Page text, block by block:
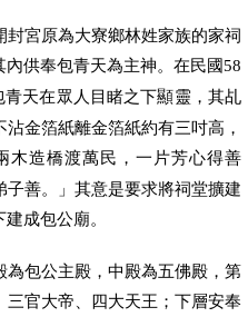
宮原為大寮鄉林姓家族的家祠
內供奉包青天為主神。在民國58
天在眾人目睹之下顯靈，其乩
金箔紙離金箔紙約有三吋高，
木造橋渡萬民，一片芳心得善
善。」其意是要求將祠堂擴建
成包公廟。
包公主殿，中殿為五佛殿，第
官大帝、四大天王；下層安奉